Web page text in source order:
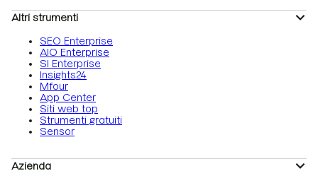
Altri strumenti
SEO Enterprise
AIO Enterprise
SI Enterprise
Insights24
Mfour
App Center
Siti web top
Strumenti gratuiti
Sensor
Azienda